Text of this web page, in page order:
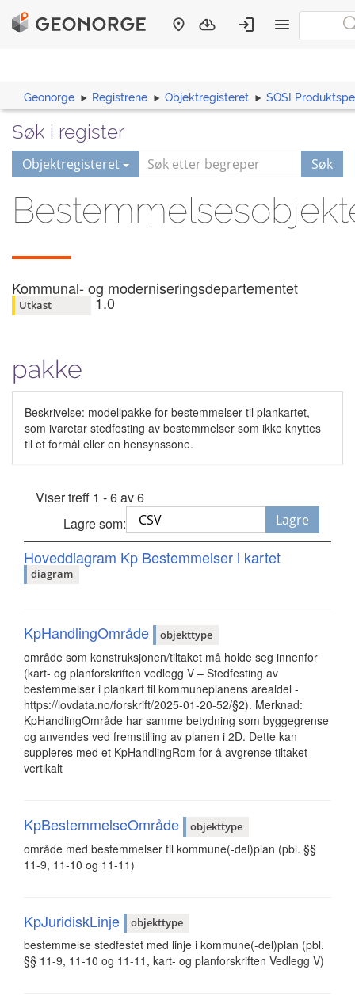
Geonorge Registrene Objektregisteret SOSI
Søk i register
Objektregisteret Søk
Kommunal- og moderniseringsdepartementet
Utkast 1.0
pakke
Beskrivelse: modellpakke for bestemmelser til plankartet,
som ivaretar stedfesting av bestemmelser som ikke knyttes
til et formål eller en hensynssone.
Viser treff 1 - 6 av 6
Lagre som:
Lagre
Hoveddiagram Kp Bestemmelser i kartet
diagram
KpHandlingOmråde objekttype
område som konstruksjonen/tiltaket må holde seg innenfor
(kart- og planforskriften vedlegg V – Stedfesting av
bestemmelser i plankart til kommuneplanens arealdel -
https://lovdata.no/forskrift/2025-01-20-52/§2). Merknad:
KpHandlingOmråde har samme betydning som byggegrense
og anvendes ved fremstilling av planen i 2D. Dette kan
suppleres med et KpHandlingRom for å avgrense tiltaket
vertikalt
KpBestemmelseOmråde objekttype
område med bestemmelser til kommune(-del)plan (pbl. §§
11-9, 11-10 og 11-11)
KpJuridiskLinje objekttype
bestemmelse stedfestet med linje i kommune(-del)plan (pbl.
§§ 11-9, 11-10 og 11-11, kart- og planforskriften Vedlegg V)